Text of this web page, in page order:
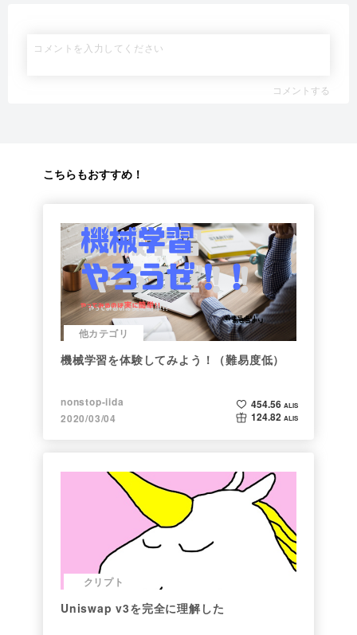
コメントする
こちらもおすすめ！
他カテゴリ
機械学習を体験してみよう！（難易度低）
nonstop-iida
2020/03/04
454.56 ALIS
124.82 ALIS
クリプト
Uniswap v3を完全に理解した